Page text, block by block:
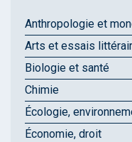
Anthropologie et
Arts et essais
Biologie et santé
Chimie
Écologie,
Économie, droit